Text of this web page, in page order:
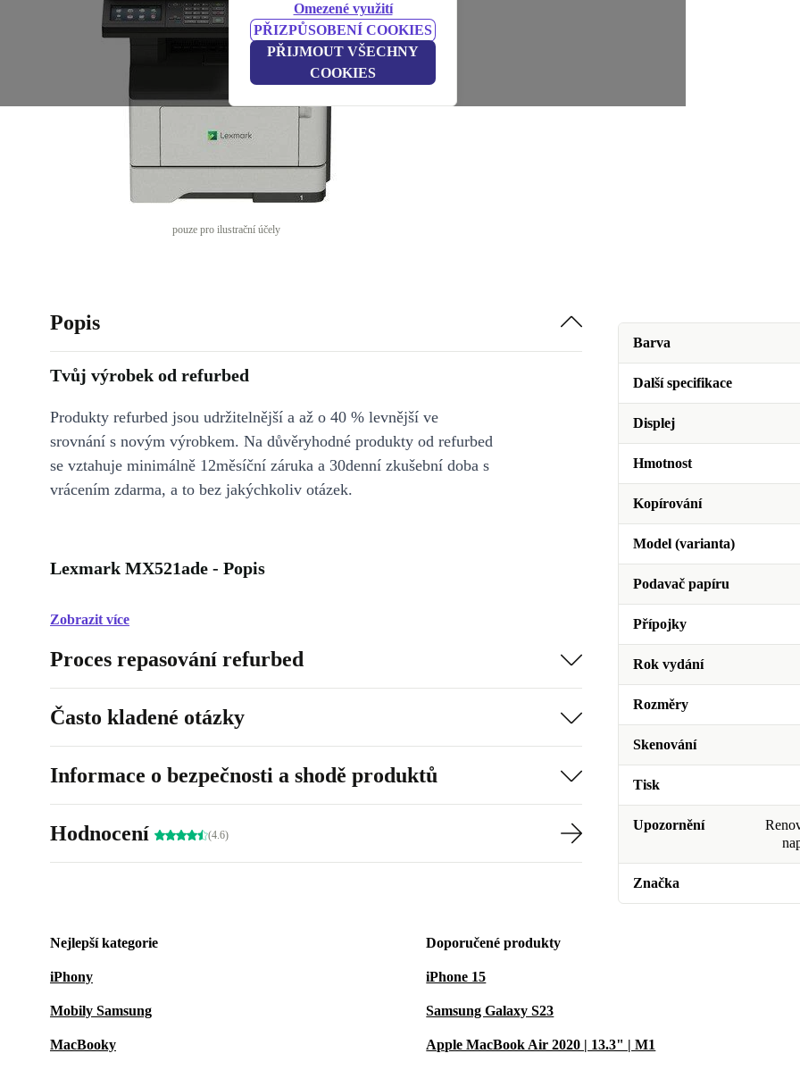
Omezené využití
PŘIZPŮSOBENÍ COOKIES
PŘIJMOUT VŠECHNY
COOKIES
pouze pro ilustrační účely
Barva
Další specifikace
Displej
Hmotnost
Kopírování
Model (varianta)
Podavač papíru
Přípojky
Rok vydání
Rozměry
Skenování
Tisk
Upozornění
Značka
Popis
Tvůj výrobek od refurbed
Produkty refurbed jsou udržitelnější a až o 40 % levnější ve
srovnání s novým výrobkem. Na důvěryhodné produkty od refurbed
se vztahuje minimálně 12měsíční záruka a 30denní zkušební doba s
vrácením zdarma, a to bez jakýchkoliv otázek.
Lexmark MX521ade - Popis
Zobrazit více
Proces repasování refurbed
Často kladené otázky
Informace o bezpečnosti a shodě produktů
Hodnocení (4.6)
Nejlepší kategorie
iPhony
Mobily Samsung
MacBooky
Doporučené produkty
iPhone 15
Samsung Galaxy S23
Apple MacBook Air 2020 | 13.3" | M1